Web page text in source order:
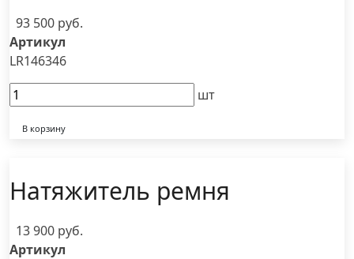
93 500 руб.
Артикул
LR146346
шт
В корзину
Натяжитель ремня
13 900 руб.
Артикул